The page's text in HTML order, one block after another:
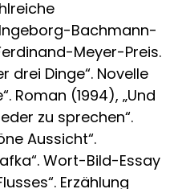
Bachmann-
Meyer-Preis.
drei Dinge“. Novelle
Roman (1994), „Und
zu sprechen“.
Aussicht“.
Wort-Bild-Essay
Erzählung